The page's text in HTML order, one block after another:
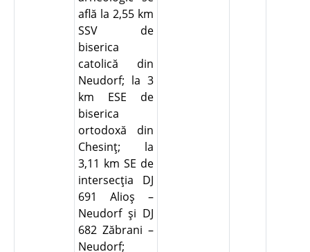
află la 2,55 km
SSV de
biserica
catolică din
Neudorf; la 3
km ESE de
biserica
ortodoxă din
Chesinţ; la
3,11 km SE de
intersecţia DJ
691 Alioş –
Neudorf şi DJ
682 Zăbrani –
Neudorf;